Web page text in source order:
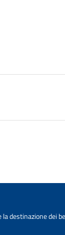
destinazione dei